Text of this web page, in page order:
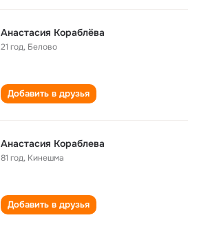
Анастасия Кораблёва
21 год, Белово
Добавить в друзья
Анастасия Кораблева
81 год, Кинешма
Добавить в друзья